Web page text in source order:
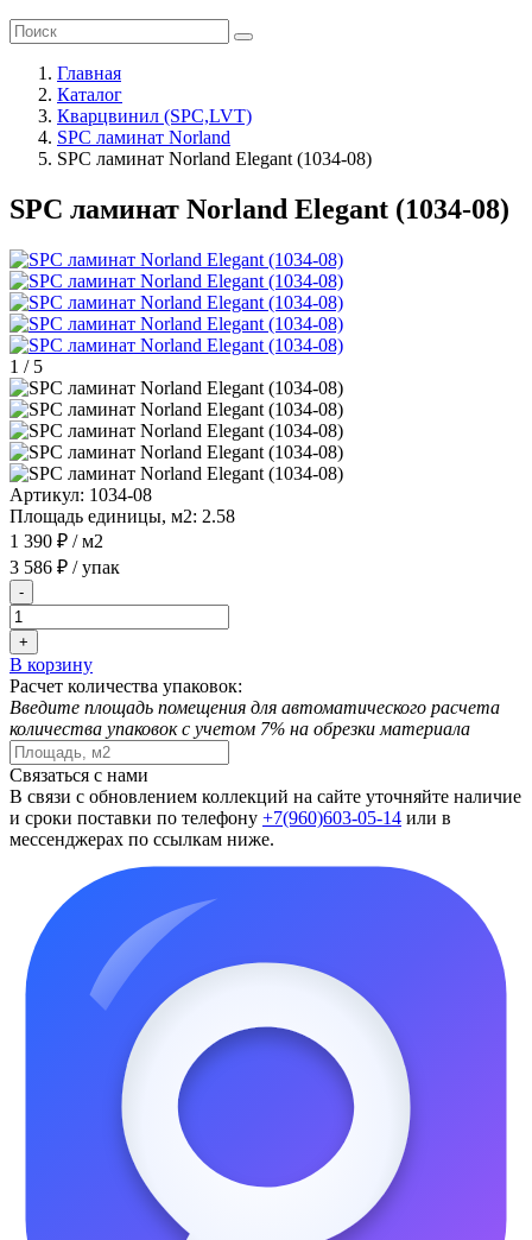
Главная
Каталог
Кварцвинил (SPC,LVT)
SPC ламинат Norland
SPC ламинат Norland Elegant (1034-08)
SPC ламинат Norland Elegant (1034-08)
1 / 5
Артикул: 1034-08
Площадь единицы, м2: 2.58
1 390 ₽ / м2
3 586 ₽ / упак
-
+
В корзину
Расчет количества упаковок:
Введите площадь помещения для автоматического расчета
количества упаковок с учетом 7% на обрезки материала
Связаться с нами
В связи с обновлением коллекций на сайте уточняйте наличие
и сроки поставки по телефону +7(960)603-05-14 или в
мессенджерах по ссылкам ниже.